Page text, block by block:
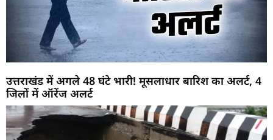
उत्तराखंड में अगले 48 घंटे भारी! मूसलाधार बारिश का अलर्ट, 4
जिलों में ऑरेंज अलर्ट